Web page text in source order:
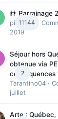
11144
👬 Parrainage
piinoush
·
2019
2
Séjour hors
obtenue via
conséquences
Tarantino04 ·
juillet
Arte : Québec,